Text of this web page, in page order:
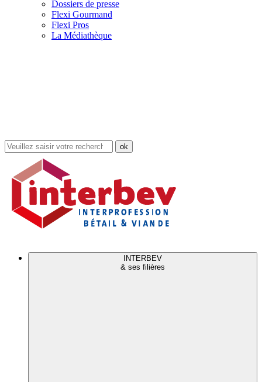
Dossiers de presse
Flexi Gourmand
Flexi Pros
La Médiathèque
Rechercher
dans
site
INTERBEV
& ses filières